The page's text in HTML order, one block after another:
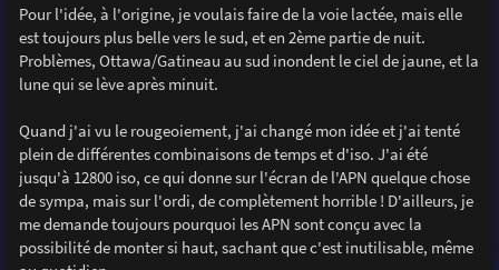
s
s
a
e
Pour l'idée, à l'origine, je voulais faire de la voie lactée, mais elle
est toujours plus belle vers le sud, et en 2ème partie de nuit.
Problèmes, Ottawa/Gatineau au sud inondent le ciel de jaune, et la
lune qui se lève après minuit.
Quand j'ai vu le rougeoiement, j'ai changé mon idée et j'ai tenté
plein de différentes combinaisons de temps et d'iso. J'ai été
jusqu'à 12800 iso, ce qui donne sur l'écran de l'APN quelque chose
de sympa, mais sur l'ordi, de complètement horrible ! D'ailleurs, je
me demande toujours pourquoi les APN sont conçu avec la
possibilité de monter si haut, sachant que c'est inutilisable, même